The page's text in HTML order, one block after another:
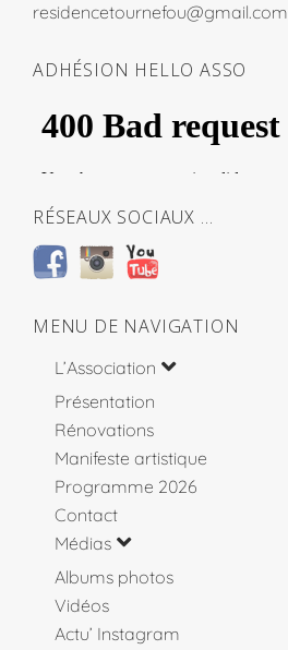
residencetournefou@gmail.com
ADHÉSION HELLO ASSO
RÉSEAUX SOCIAUX …
MENU DE NAVIGATION
L’Association
Présentation
Rénovations
Manifeste artistique
Programme 2026
Contact
Médias
Albums photos
Vidéos
Actu’ Instagram